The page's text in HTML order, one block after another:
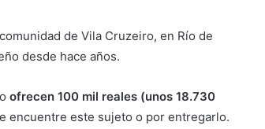
de Vila Cruzeiro, en Río de
desde hace años.
ofrecen 100 mil reales (unos 18.730
encuentre este sujeto o por entregarlo.